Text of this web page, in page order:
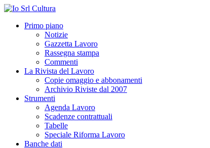
Primo piano
Notizie
Gazzetta Lavoro
Rassegna stampa
Commenti
La Rivista del Lavoro
Copie omaggio e abbonamenti
Archivio Riviste dal 2007
Strumenti
Agenda Lavoro
Scadenze contrattuali
Tabelle
Speciale Riforma Lavoro
Banche dati